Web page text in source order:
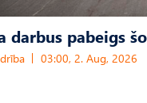
darbus pabeigs
03:00, 2. Aug, 2026